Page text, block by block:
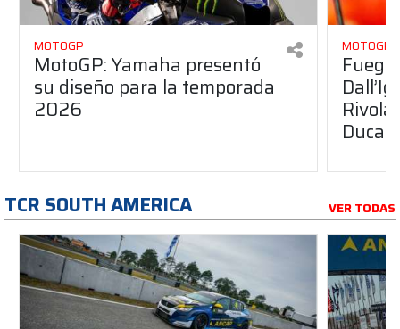
MOTOGP
MotoGP: Yamaha presentó
su diseño para la temporada
2026
MOTOGP
Ducati
TCR SOUTH AMERICA VER TODAS